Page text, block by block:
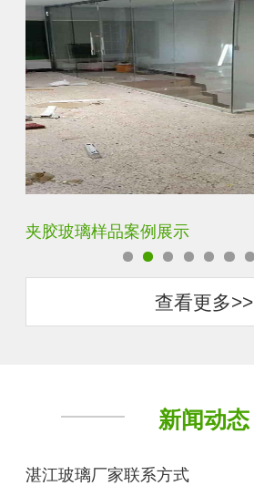
夹胶玻璃样品案例展示
查看更多>>
新闻动态
湛江玻璃厂家联系方式